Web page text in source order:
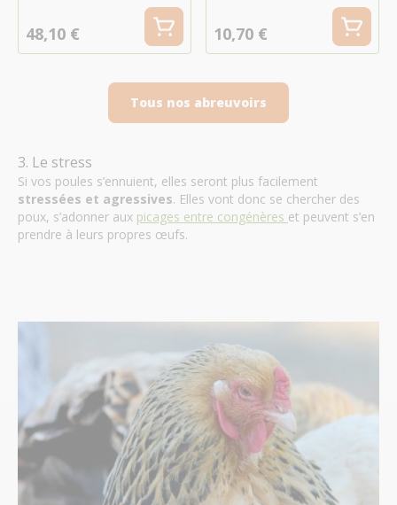
48,10 € 10,70 €
Tous nos abreuvoirs
3. Le stress
Si vos poules s’ennuient, elles seront plus facilement
stressées et agressives. Elles vont donc se chercher des
poux, s’adonner aux picages entre congénères et peuvent s’en
prendre à leurs propres œufs.